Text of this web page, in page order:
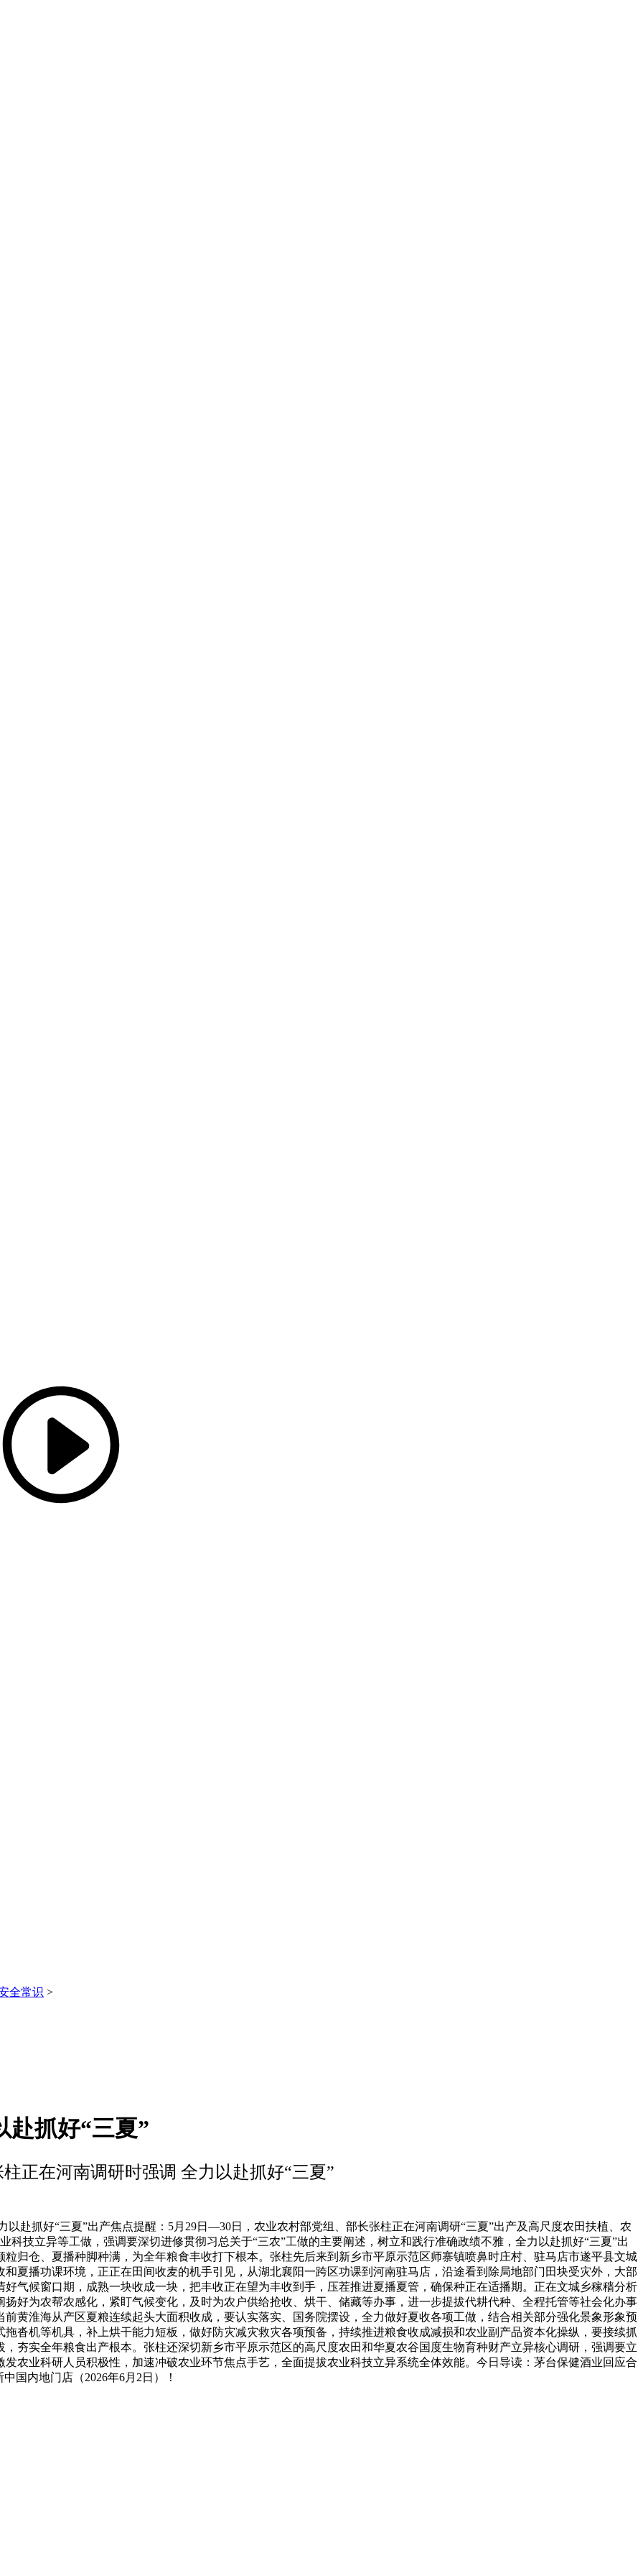
全常识 >
赴抓好“三夏”
柱正在河南调研时强调 全力以赴抓好“三夏”
抓好“三夏”出产焦点提醒：5月29日—30日，农业农村部党组、部长张柱正在河南调研“三夏”出产及高尺度农田扶植、农
科技立异等工做，强调要深切进修贯彻习总关于“三农”工做的主要阐述，树立和践行准确政绩不雅，全力以赴抓好“三夏”出
归仓、夏播种脚种满，为全年粮食丰收打下根本。张柱先后来到新乡市平原示范区师寨镇喷鼻时庄村、驻马店市遂平县文城
夏播功课环境，正正在田间收麦的机手引见，从湖北襄阳一跨区功课到河南驻马店，沿途看到除局地部门田块受灾外，大部
气候窗口期，成熟一块收成一块，把丰收正在望为丰收到手，压茬推进夏播夏管，确保种正在适播期。正在文城乡稼穑分析
好为农帮农感化，紧盯气候变化，及时为农户供给抢收、烘干、储藏等办事，进一步提拔代耕代种、全程托管等社会化办事
黄淮海从产区夏粮连续起头大面积收成，要认实落实、国务院摆设，全力做好夏收各项工做，结合相关部分强化景象形象预
沓机等机具，补上烘干能力短板，做好防灾减灾救灾各项预备，持续推进粮食收成减损和农业副产品资本化操纵，要接续抓
夯实全年粮食出产根本。张柱还深切新乡市平原示范区的高尺度农田和华夏农谷国度生物育种财产立异核心调研，强调要立
农业科研人员积极性，加速冲破农业环节焦点手艺，全面提拔农业科技立异系统全体效能。今日导读：茅台保健酒业回应合
国内地门店（2026年6月2日）！